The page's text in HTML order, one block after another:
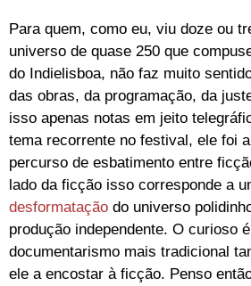
Para quem, como eu, viu doze ou
universo de quase 250 que
do Indielisboa, não faz muito
das obras, da programação, da
isso apenas notas em jeito
tema recorrente no festival, ele foi
percurso de esbatimento entre
lado da ficção isso corresponde a
desformatação do universo
produção independente. O curioso
documentarismo mais tradicional
ele a encostar à ficção. Penso